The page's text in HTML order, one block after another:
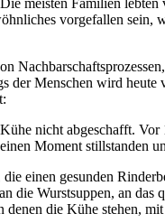
meisten Familien
vorgefallen
Menschen wird
nicht abgeschafft.
Moment stillstanden
einen gesunden
Wurstsuppen, an
die Kühe stehen,